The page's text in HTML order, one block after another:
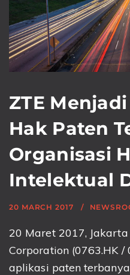
ZTE
Hak Paten
Organisasi
Intelektual
20 MARCH 2017
20 Maret 2017,
Corporation (0763.HK
aplikasi paten